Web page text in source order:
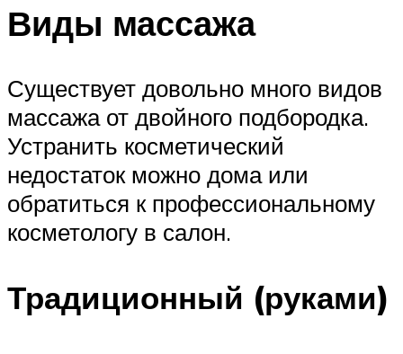
Виды массажа
Существует довольно много видов
массажа от двойного подбородка.
Устранить косметический
недостаток можно дома или
обратиться к профессиональному
косметологу в салон.
Традиционный (руками)